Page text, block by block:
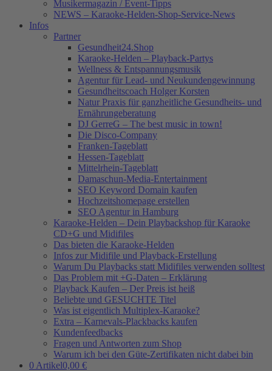
Musikermagazin / Event-Tipps
NEWS – Karaoke-Helden-Shop-Service-News
Infos
Partner
Gesundheit24.Shop
Karaoke-Helden – Playback-Partys
Wellness & Entspannungsmusik
Agentur für Lead- und Neukundengewinnung
Gesundheitscoach Holger Korsten
Natur Praxis für ganzheitliche Gesundheits- und
Ernährungeberatung
DJ GerreG – The best music in town!
Die Disco-Company
Franken-Tageblatt
Hessen-Tageblatt
Mittelrhein-Tageblatt
Damaschun-Media-Entertainment
SEO Keyword Domain kaufen
Hochzeitshomepage erstellen
SEO Agentur in Hamburg
Karaoke-Helden – Dein Playbackshop für Karaoke
CD+G und Midifiles
Das bieten die Karaoke-Helden
Infos zur Midifile und Playback-Erstellung
Warum Du Playbacks statt Midifiles verwenden solltest
Das Problem mit +G-Daten – Erklärung
Playback Kaufen – Der Preis ist heiß
Beliebte und GESUCHTE Titel
Was ist eigentlich Multiplex-Karaoke?
Extra – Karnevals-Plackbacks kaufen
Kundenfeedbacks
Fragen und Antworten zum Shop
Warum ich bei den Güte-Zertifikaten nicht dabei bin
0 Artikel0,00 €